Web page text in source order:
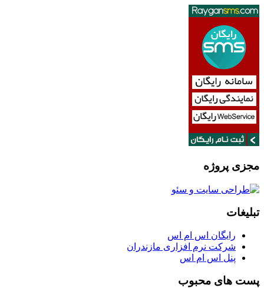
مجزی پروژه
تبلیغات
رایگان اس ام اس
شرکت نرم افزاری مازندران
پنل اس ام اس
پست های محبوب